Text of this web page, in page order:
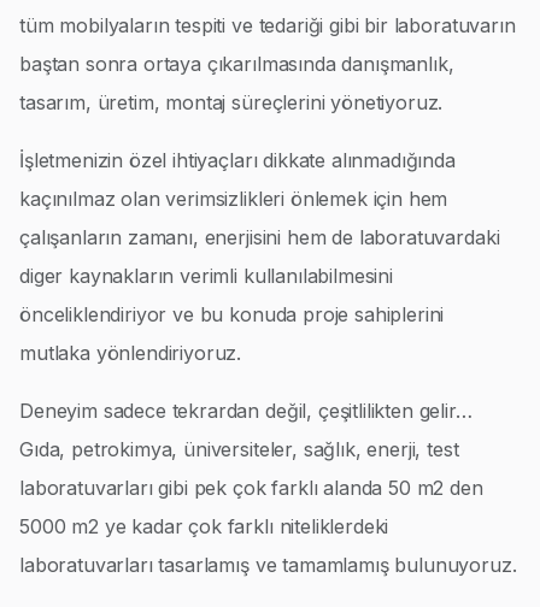
tüm mobilyaların tespiti ve tedariği gibi bir laboratuvarın
baştan sonra ortaya çıkarılmasında danışmanlık,
tasarım, üretim, montaj süreçlerini yönetiyoruz.
İşletmenizin özel ihtiyaçları dikkate alınmadığında
kaçınılmaz olan verimsizlikleri önlemek için hem
çalışanların zamanı, enerjisini hem de laboratuvardaki
diger kaynakların verimli kullanılabilmesini
önceliklendiriyor ve bu konuda proje sahiplerini
mutlaka yönlendiriyoruz.
Deneyim sadece tekrardan değil, çeşitlilikten gelir…
Gıda, petrokimya, üniversiteler, sağlık, enerji, test
laboratuvarları gibi pek çok farklı alanda 50 m2 den
5000 m2 ye kadar çok farklı niteliklerdeki
laboratuvarları tasarlamış ve tamamlamış bulunuyoruz.